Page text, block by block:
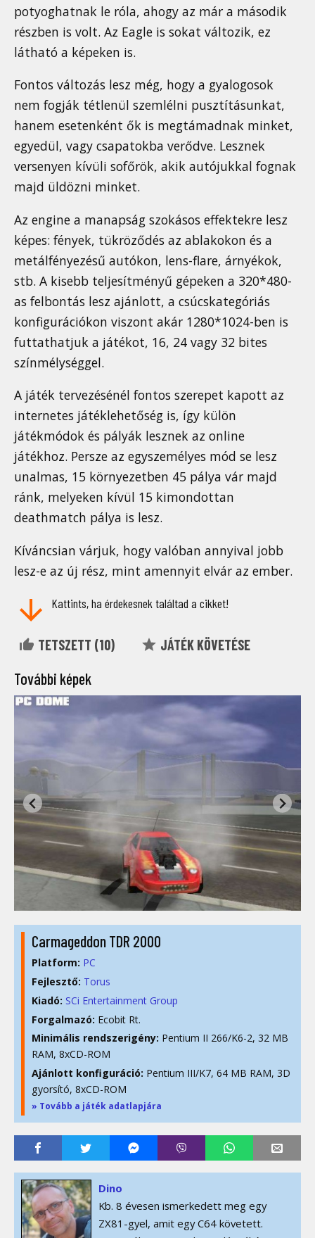
potyoghatnak le róla, ahogy az már a második
részben is volt. Az Eagle is sokat változik, ez
látható a képeken is.
Fontos változás lesz még, hogy a gyalogosok
nem fogják tétlenül szemlélni pusztításunkat,
hanem esetenként ők is megtámadnak minket,
egyedül, vagy csapatokba verődve. Lesznek
versenyen kívüli sofőrök, akik autójukkal fognak
majd üldözni minket.
Az engine a manapság szokásos effektekre lesz
képes: fények, tükröződés az ablakokon és a
metálfényezésű autókon, lens-flare, árnyékok,
stb. A kisebb teljesítményű gépeken a 320*480-
as felbontás lesz ajánlott, a csúcskategóriás
konfigurációkon viszont akár 1280*1024-ben is
futtathatjuk a játékot, 16, 24 vagy 32 bites
színmélységgel.
A játék tervezésénél fontos szerepet kapott az
internetes játéklehetőség is, így külön
játékmódok és pályák lesznek az online
játékhoz. Persze az egyszemélyes mód se lesz
unalmas, 15 környezetben 45 pálya vár majd
ránk, melyeken kívül 15 kimondottan
deathmatch pálya is lesz.
Kíváncsian várjuk, hogy valóban annyival jobb
lesz-e az új rész, mint amennyit elvár az ember.
Kattints, ha érdekesnek találtad a cikket!
TETSZETT (10) JÁTÉK KÖVETÉSE
További képek
Carmageddon TDR 2000
Platform: PC
Fejlesztő: Torus
Kiadó: SCi Entertainment Group
Forgalmazó: Ecobit Rt.
Minimális rendszerigény: Pentium II 266/K6-2, 32 MB
RAM, 8xCD-ROM
Ajánlott konfiguráció: Pentium III/K7, 64 MB RAM, 3D
gyorsító, 8xCD-ROM
» Tovább a játék adatlapjára
Dino
Kb. 8 évesen ismerkedett meg egy
ZX81-gyel, amit egy C64 követett.